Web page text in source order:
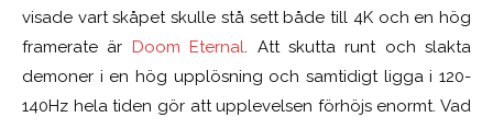
visade vart skåpet skulle stå sett både till 4K och en hög
framerate är Doom Eternal. Att skutta runt och slakta
demoner i en hög upplösning och samtidigt ligga i 120-
140Hz hela tiden gör att upplevelsen förhöjs enormt. Vad